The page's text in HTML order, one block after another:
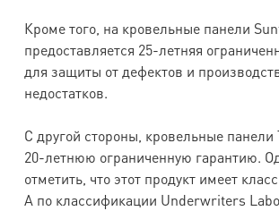
Кроме того, на кровельные панели
предоставляется 25-летняя
для защиты от дефектов и
недостатков.
С другой стороны, кровельные
20-летнюю ограниченную гарантию.
отметить, что этот продукт имеет
А по классификации Underwriters